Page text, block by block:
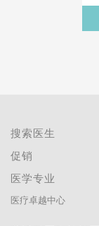
搜索医生
促销
医学专业
医疗卓越中心